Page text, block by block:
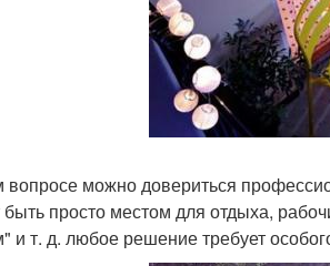
вопросе можно довериться
просто местом для отдыха,
и т. д. любое решение требует